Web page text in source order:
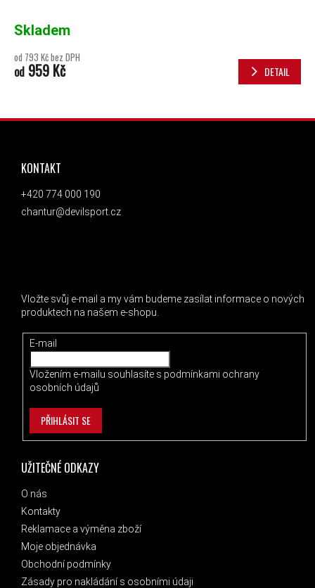
Skladem
od 793 Kč bez DPH
od 959 Kč DETAIL
ZÁPATÍ
UŽITEČNÉ ODKAZY
O nás
Kontakty
Reklamace a výměna zboží
Moje objednávka
Obchodní podmínky
Zásady pro nakládání s osobními údaji
KONTAKT
+420 774 000 190
chantur@devilsport.cz
Vložte svůj e-mail a my vám budeme zasílat informace o nových
produktech na našem e-shopu.
E-mail
Vložením e-mailu souhlasíte s podmínkami ochrany
osobních údajů
PŘIHLÁSIT SE